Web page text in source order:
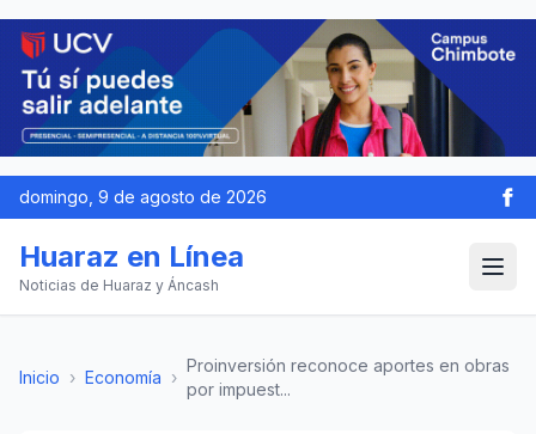
domingo, 9 de agosto de 2026
Huaraz en Línea
Noticias de Huaraz y Áncash
Inicio › Economía ›
Proinversión reconoce aportes en obras
por impuest...